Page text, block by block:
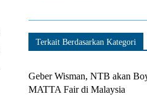
Terkait Berdasarkan Kategori
Geber Wisman, NTB akan
MATTA Fair di Malaysia